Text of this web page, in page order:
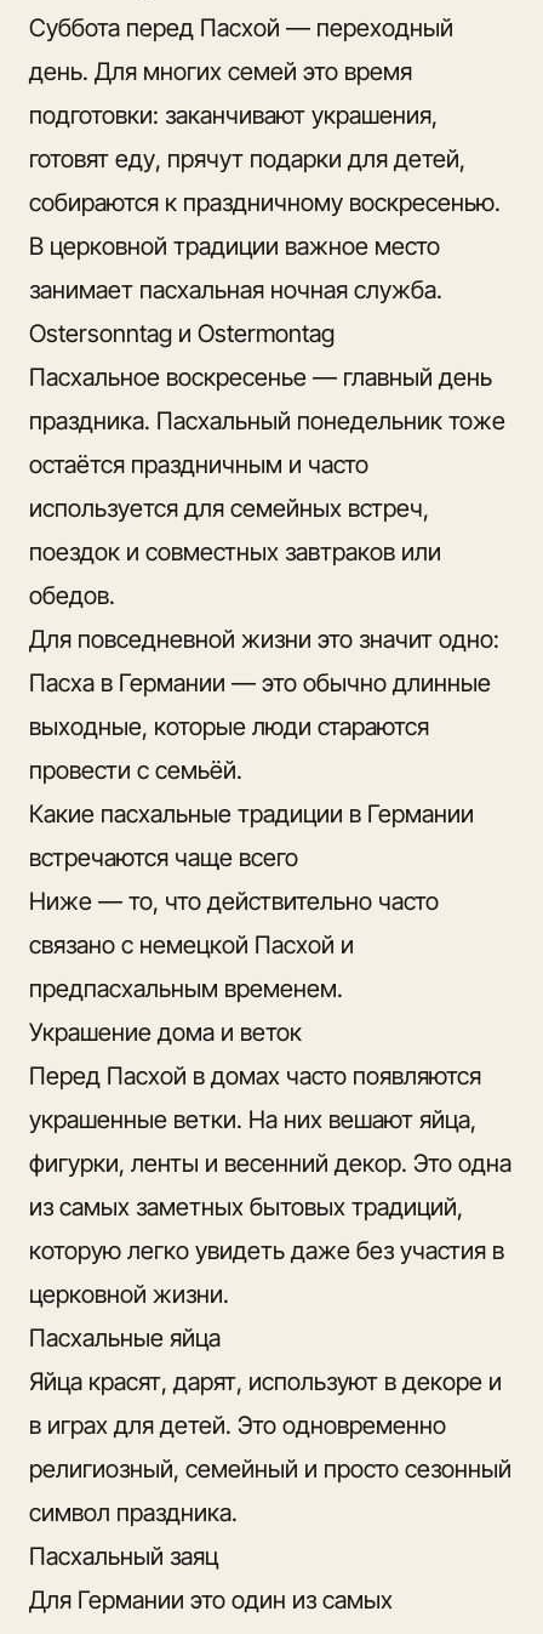
Суббота перед Пасхой — переходный
день. Для многих семей это время
подготовки: заканчивают украшения,
готовят еду, прячут подарки для детей,
собираются к праздничному воскресенью.
В церковной традиции важное место
занимает пасхальная ночная служба.
Ostersonntag и Ostermontag
Пасхальное воскресенье — главный день
праздника. Пасхальный понедельник тоже
остаётся праздничным и часто
используется для семейных встреч,
поездок и совместных завтраков или
обедов.
Для повседневной жизни это значит одно:
Пасха в Германии — это обычно длинные
выходные, которые люди стараются
провести с семьёй.
Какие пасхальные традиции в Германии
встречаются чаще всего
Ниже — то, что действительно часто
связано с немецкой Пасхой и
предпасхальным временем.
Украшение дома и веток
Перед Пасхой в домах часто появляются
украшенные ветки. На них вешают яйца,
фигурки, ленты и весенний декор. Это одна
из самых заметных бытовых традиций,
которую легко увидеть даже без участия в
церковной жизни.
Пасхальные яйца
Яйца красят, дарят, используют в декоре и
в играх для детей. Это одновременно
религиозный, семейный и просто сезонный
символ праздника.
Пасхальный заяц
Для Германии это один из самых